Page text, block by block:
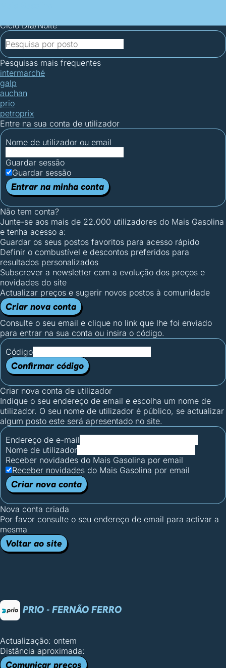
Ciclo Dia/Noite
Pesquisas mais frequentes
intermarché
galp
auchan
prio
petroprix
Entre na sua conta de utilizador
Nome de utilizador ou email
Guardar sessão
Guardar sessão
Entrar na minha conta
Não tem conta?
Junte-se aos mais de 22.000 utilizadores do Mais Gasolina
e tenha acesso a:
Guardar os seus postos favoritos para acesso rápido
Definir o combustível e descontos preferidos para
resultados personalizados
Subscrever a newsletter com a evolução dos preços e
novidades do site
Actualizar preços e sugerir novos postos à comunidade
Criar nova conta
Consulte o seu email e clique no link que lhe foi enviado
para entrar na sua conta ou insira o código.
Código
Confirmar código
Criar nova conta de utilizador
Indique o seu endereço de email e escolha um nome de
utilizador. O seu nome de utilizador é público, se actualizar
algum posto este será apresentado no site.
Endereço de e-mail
Nome de utilizador
Receber novidades do Mais Gasolina por email
Receber novidades do Mais Gasolina por email
Criar nova conta
Nova conta criada
Por favor consulte o seu endereço de email para activar a
mesma
Voltar ao site
PRIO - FERNÃO FERRO
Actualização: ontem
Distância aproximada:
Comunicar preços